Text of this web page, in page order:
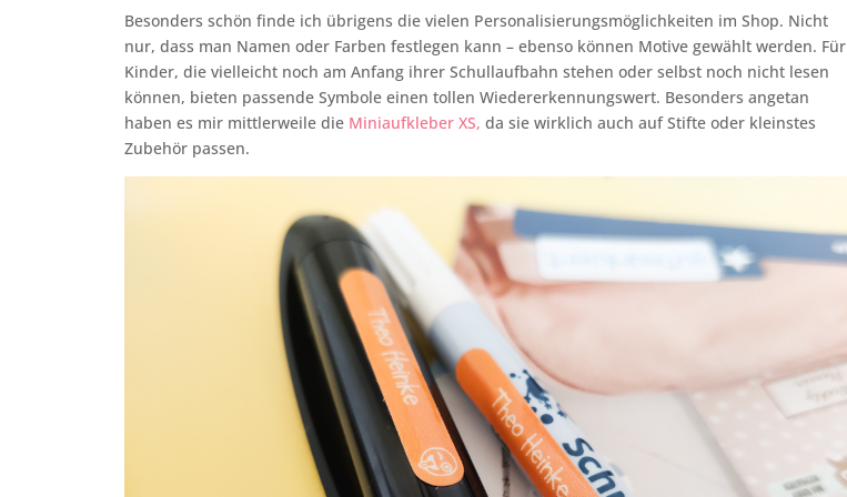
Besonders schön finde ich übrigens die vielen Personalisierungsmöglichkeiten im Shop. Nicht
nur, dass man Namen oder Farben festlegen kann – ebenso können Motive gewählt werden. Für
Kinder, die vielleicht noch am Anfang ihrer Schullaufbahn stehen oder selbst noch nicht lesen
können, bieten passende Symbole einen tollen Wiedererkennungswert. Besonders angetan
haben es mir mittlerweile die Miniaufkleber XS, da sie wirklich auch auf Stifte oder kleinstes
Zubehör passen.